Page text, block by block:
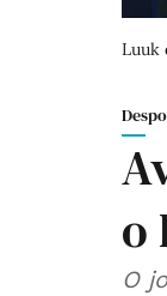
Luuk
o
O